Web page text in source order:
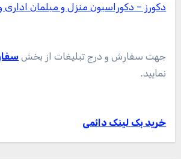
دکورز – دکوراسیون منزل و مبلمان اداری
جهت سفارش و درج تبلیغات از بخش
نمایید.
خرید بک لینک دائمی